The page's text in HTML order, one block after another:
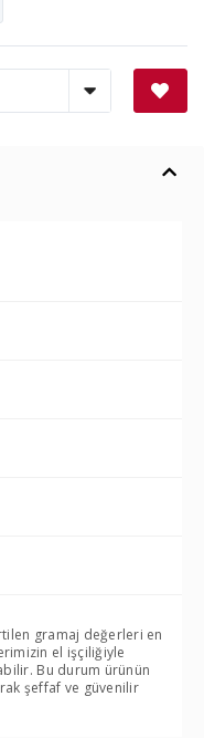
gramaj değerleri en
el işçiliğiyle
Bu durum ürünün
şeffaf ve güvenilir